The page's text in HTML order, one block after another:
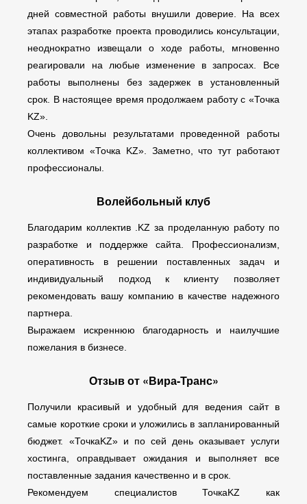
дней совместной работы внушили доверие. На всех
этапах разработке проекта проводились консультации,
неоднократно извещали о ходе работы, мгновенно
реагировали на любые изменение в запросах. Все
работы выполнены без задержек в установленный
срок. В настоящее время продолжаем работу с «Точка
KZ».
Очень довольны результатами проведенной работы
коллективом «Точка KZ». Заметно, что тут работают
профессионалы.
Волейбольный клуб
Благодарим коллектив .KZ за проделанную работу по
разработке и поддержке сайта. Профессионализм,
оперативность в решении поставленных задач и
индивидуальный подход к клиенту позволяет
рекомендовать вашу компанию в качестве надежного
партнера.
Выражаем искреннюю благодарность и наилучшие
пожелания в бизнесе.
Отзыв от «Вира-Транс»
Получили красивый и удобный для ведения сайт в
самые короткие сроки и уложились в запланированный
бюджет. «ТочкаKZ» и по сей день оказывает услуги
хостинга, оправдывает ожидания и выполняет все
поставленные задания качественно и в срок.
Рекомендуем специалистов ТочкаKZ как